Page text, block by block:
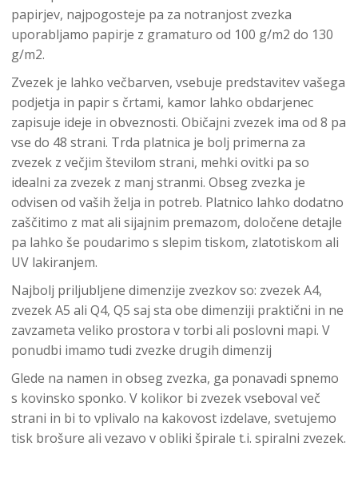
papirjev, najpogosteje pa za notranjost zvezka
uporabljamo papirje z gramaturo od 100 g/m2 do 130
g/m2.
Zvezek je lahko večbarven, vsebuje predstavitev vašega
podjetja in papir s črtami, kamor lahko obdarjenec
zapisuje ideje in obveznosti. Običajni zvezek ima od 8 pa
vse do 48 strani. Trda platnica je bolj primerna za
zvezek z večjim številom strani, mehki ovitki pa so
idealni za zvezek z manj stranmi. Obseg zvezka je
odvisen od vaših želja in potreb. Platnico lahko dodatno
zaščitimo z mat ali sijajnim premazom, določene detajle
pa lahko še poudarimo s slepim tiskom, zlatotiskom ali
UV lakiranjem.
Najbolj priljubljene dimenzije zvezkov so: zvezek A4,
zvezek A5 ali Q4, Q5 saj sta obe dimenziji praktični in ne
zavzameta veliko prostora v torbi ali poslovni mapi. V
ponudbi imamo tudi zvezke drugih dimenzij
Glede na namen in obseg zvezka, ga ponavadi spnemo
s kovinsko sponko. V kolikor bi zvezek vseboval več
strani in bi to vplivalo na kakovost izdelave, svetujemo
tisk brošure ali vezavo v obliki špirale t.i. spiralni zvezek.